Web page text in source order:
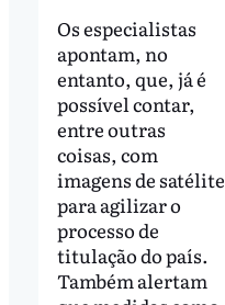
Os especialistas
apontam, no
entanto, que, já é
possível contar,
entre outras
coisas, com
imagens de satélite
para agilizar o
processo de
titulação do país.
Também alertam